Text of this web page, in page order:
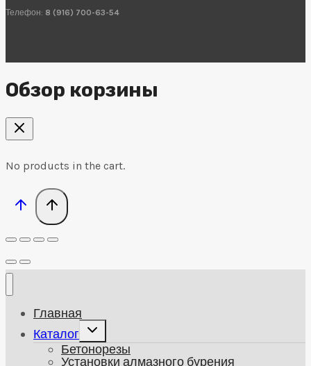
Телефон: 8 (916) 700-63-54
Обзор корзины
No products in the cart.
Главная
Каталог
Развернуть
дочернее
меню
Бетонорезы
Установки алмазного бурения